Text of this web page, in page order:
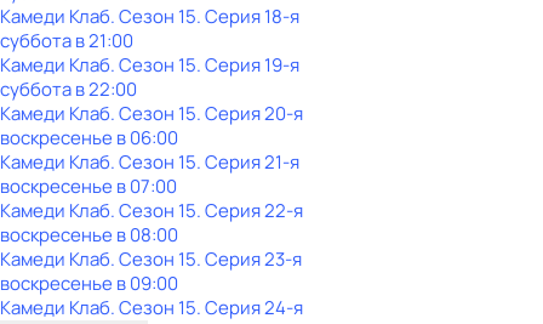
Камеди Клаб. Сезон 15. Серия 18-я
субботав21:00
Камеди Клаб. Сезон 15. Серия 19-я
субботав22:00
Камеди Клаб. Сезон 15. Серия 20-я
воскресенье в06:00
Камеди Клаб. Сезон 15. Серия 21-я
воскресенье в07:00
Камеди Клаб. Сезон 15. Серия 22-я
воскресенье в08:00
Камеди Клаб. Сезон 15. Серия 23-я
воскресенье в09:00
Камеди Клаб. Сезон 15. Серия 24-я